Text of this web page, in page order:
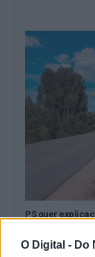
O Digital - Do
PS quer
O PS exigiu hoje
de contas do